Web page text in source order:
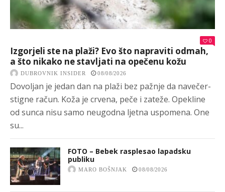
0
Izgorjeli ste na plaži? Evo što napraviti odmah,
a što nikako ne stavljati na opečenu kožu
DUBROVNIK INSIDER 08/08/2026
Dovoljan je jedan dan na plaži bez pažnje da navečer-
stigne račun. Koža je crvena, peče i zateže. Opekline
od sunca nisu samo neugodna ljetna uspomena. One
su...
FOTO – Bebek rasplesao lapadsku
publiku
MARO BOŠNJAK 08/08/2026